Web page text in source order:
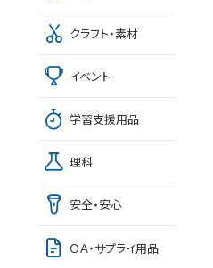
クラフト・素材
イベント
学習支援用品
理科
安全・安心
ＯＡ・サプライ用品